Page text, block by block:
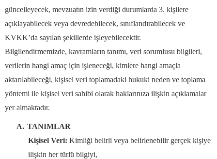
güncelleyecek, mevzuatın izin verdiği durumlarda 3. kişilere
açıklayabilecek veya devredebilecek, sınıflandırabilecek ve
KVKK’da sayılan şekillerde işleyebilecektir.
Bilgilendirmemizde, kavramların tanımı, veri sorumlusu bilgileri,
verilerin hangi amaç için işleneceği, kimlere hangi amaçla
aktarılabileceği, kişisel veri toplamadaki hukuki neden ve toplama
yöntemi ile kişisel veri sahibi olarak haklarınıza ilişkin açıklamalar
yer almaktadır.
A. TANIMLAR
Kişisel Veri: Kimliği belirli veya belirlenebilir gerçek kişiye
ilişkin her türlü bilgiyi,